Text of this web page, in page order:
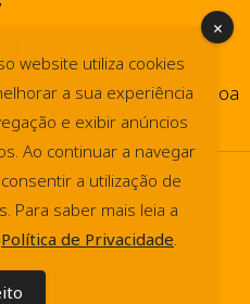
Lumiar, 44 1600-546 Lisboa
2026
Kit
Cookies
website utiliza cookies
a sua experiência
e exibir anúncios
Ao continuar a navegar
a utilização de
Para saber mais leia a
Política de Privacidade.